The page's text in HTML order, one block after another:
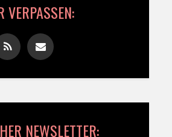
VERPASSEN:
NEWSLETTER: